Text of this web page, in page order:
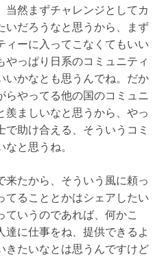
当然まずチャレンジとしてカ
いだろうなと思うから、まず
ーに入ってこなくてもいい
っぱり日系のコミュニティ
いかなとも思うんでね。だか
らやってる他の国のコミュニ
ましいなと思うから、やっ
助け合える、そういうコミ
と思うね。
たから、そういう風に頼っ
てることとかはシェアしたい
ていうのであれば、何かこ
達に仕事をね、提供できるよ
きたいなとは思うんですけど